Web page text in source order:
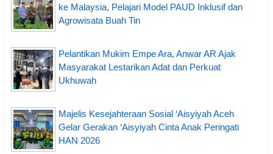
ke Malaysia, Pelajari Model PAUD Inklusif dan
Agrowisata Buah Tin
Pelantikan Mukim Empe Ara, Anwar AR Ajak
Masyarakat Lestarikan Adat dan Perkuat
Ukhuwah
Majelis Kesejahteraan Sosial ‘Aisyiyah Aceh
Gelar Gerakan ‘Aisyiyah Cinta Anak Peringati
HAN 2026